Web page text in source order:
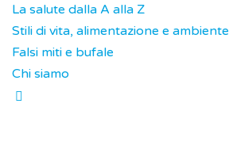
La salute dalla A alla Z
Stili di vita, alimentazione e ambiente
Falsi miti e bufale
Chi siamo